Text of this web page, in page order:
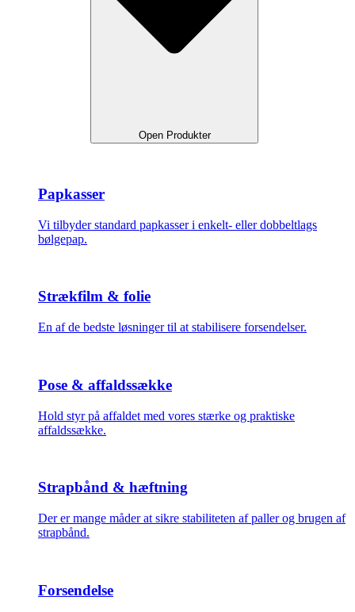
Open Produkter
Papkasser
Vi tilbyder standard papkasser i enkelt- eller dobbeltlags
bølgepap.
Strækfilm & folie
En af de bedste løsninger til at stabilisere forsendelser.
Pose & affaldssække
Hold styr på affaldet med vores stærke og praktiske
affaldssække.
Strapbånd & hæftning
Der er mange måder at sikre stabiliteten af paller og brugen af
strapbånd.
Forsendelse